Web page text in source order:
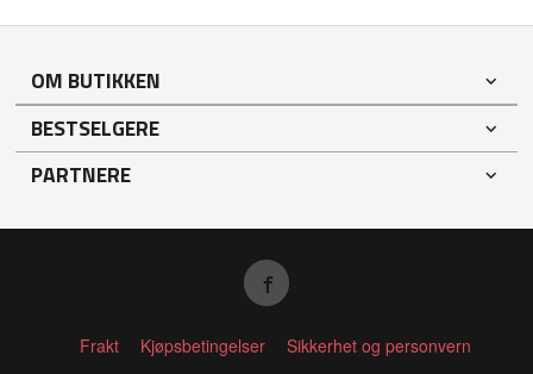
OM BUTIKKEN
BESTSELGERE
PARTNERE
Frakt Kjøpsbetingelser Sikkerhet og personvern